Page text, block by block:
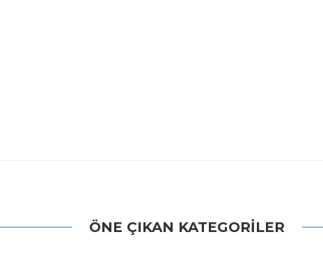
Bu ürüne ilk yorumu siz yapın!
ÖNE ÇIKAN KATEGORİLER